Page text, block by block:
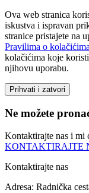
Ova web stranica
iskustva i ispravan
stranice pristajete na
Pravilima o kolačićima
kolačićima koje
njihovu uporabu.
Prihvati i zatvori
Ne možete
Kontaktirajte nas i mi
KONTAKTIRAJTE
Kontaktirajte nas
Adresa: Radnička